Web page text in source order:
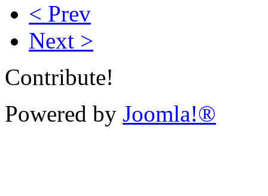
< Prev
Next >
Contribute!
Powered by Joomla!®